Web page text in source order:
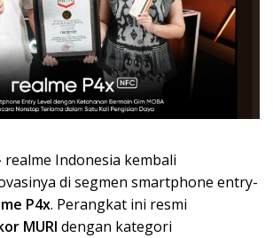
realme Indonesia kembali
di segmen smartphone entry-
P4x. Perangkat ini resmi
MURI dengan kategori